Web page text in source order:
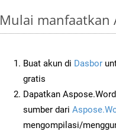
Mulai manfaatkan
Buat akun di Dasbor
gratis
Dapatkan
sumber dari
mengompilasi/